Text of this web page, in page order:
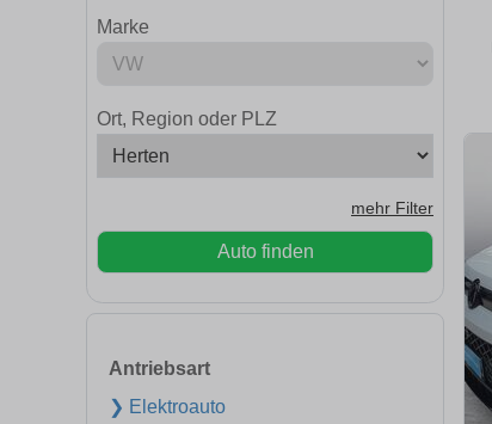
Marke
Ort, Region oder PLZ
mehr Filter
Auto finden
Antriebsart
❯ Elektroauto